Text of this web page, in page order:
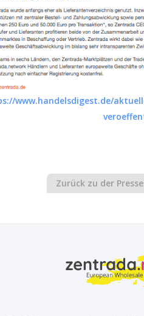
www.handelsdigest.de/
Zurück zu der